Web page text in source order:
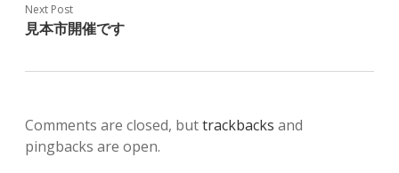
Next Post
見本市開催です
Comments are closed, buttrackbacks and
pingbacks are open.